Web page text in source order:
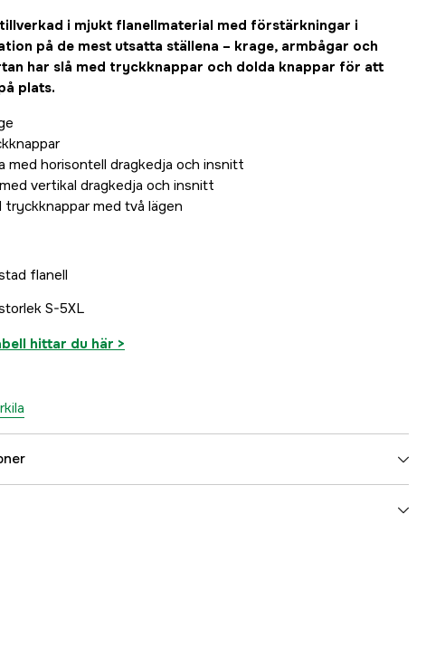
i mjukt flanellmaterial med förstärkningar i
på de mest utsatta ställena – krage, armbågar och
har slå med tryckknappar och dolda knappar för att
plats.
med horisontell dragkedja och insnitt
vertikal dragkedja och insnitt
med två lägen
flanell
S-5XL
hittar du här >